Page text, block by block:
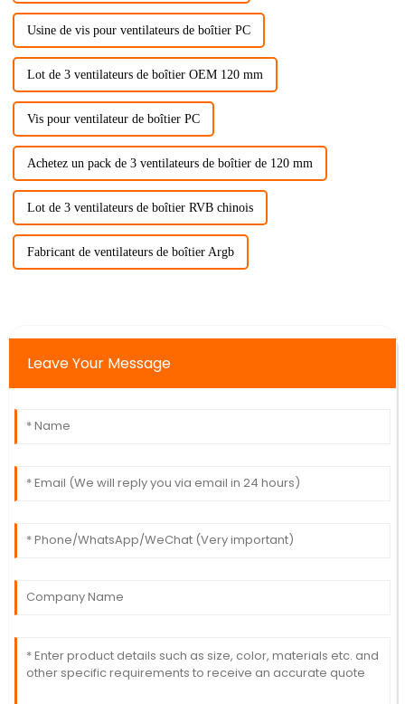
Usine de vis pour ventilateurs de boîtier PC
Lot de 3 ventilateurs de boîtier OEM 120 mm
Vis pour ventilateur de boîtier PC
Achetez un pack de 3 ventilateurs de boîtier de 120 mm
Lot de 3 ventilateurs de boîtier RVB chinois
Fabricant de ventilateurs de boîtier Argb
Leave Your Message